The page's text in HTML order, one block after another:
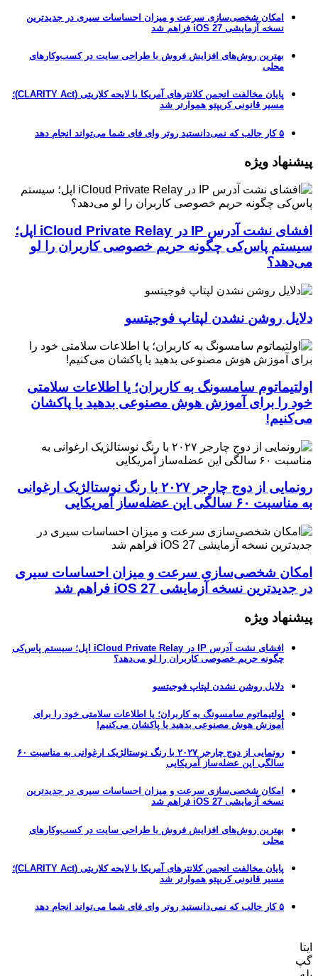
امکان شخصی‌سازی سرعت و میزان احساسات سیری در جدیدترین
نسخه آزمایشی iOS 27 فراهم شد
بهترین روش‌های افزایش فروش با طراحی سایت در کسب‌وکارهای
محلی
پایان مخالفت انجمن کلانترهای آمریکا با لایحه کلاریتی (CLARITY Act)؛
مسیر قانونی کریپتو هموارتر شد
۵ کار جالب که نمی‌دانستید روتر وای فای شما می‌تواند انجام دهد
پیشنهاد ویژه
افشای نشت آدرس IP در iCloud Private Relay اپل؛
سیستم پاس‌کی چگونه حریم خصوصی کاربران را لو
می‌دهد؟
دلایل روشن نشدن لپتاپ فوجیتسو
اولتیماتوم سامسونگ به کاربران؛ یا اطلاعات سلامتی
خود را برای آموزش هوش مصنوعی بدهید یا پاکشان
می‌کنیم!
رونمایی از دوج چارجر ۲۰۲۷ با رنگ نوستالژیک ارغوانی
به مناسبت ۶۰ سالگی این عضله‌ساز آمریکایی
امکان شخصی‌سازی سرعت و میزان احساسات سیری
در جدیدترین نسخه آزمایشی iOS 27 فراهم شد
پیشنهاد ویژه
افشای نشت آدرس IP در iCloud Private Relay اپل؛ سیستم پاس‌کی
چگونه حریم خصوصی کاربران را لو می‌دهد؟
دلایل روشن نشدن لپتاپ فوجیتسو
اولتیماتوم سامسونگ به کاربران؛ یا اطلاعات سلامتی خود را برای
آموزش هوش مصنوعی بدهید یا پاکشان می‌کنیم!
رونمایی از دوج چارجر ۲۰۲۷ با رنگ نوستالژیک ارغوانی به مناسبت ۶۰
سالگی این عضله‌ساز آمریکایی
امکان شخصی‌سازی سرعت و میزان احساسات سیری در جدیدترین
نسخه آزمایشی iOS 27 فراهم شد
بهترین روش‌های افزایش فروش با طراحی سایت در کسب‌وکارهای
محلی
پایان مخالفت انجمن کلانترهای آمریکا با لایحه کلاریتی (CLARITY Act)؛
مسیر قانونی کریپتو هموارتر شد
۵ کار جالب که نمی‌دانستید روتر وای فای شما می‌تواند انجام دهد
ایتا
گپ